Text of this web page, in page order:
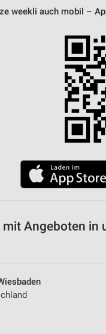
weekli auch mobil –
mit Angeboten in
oder Kombinationen von
identifizieren